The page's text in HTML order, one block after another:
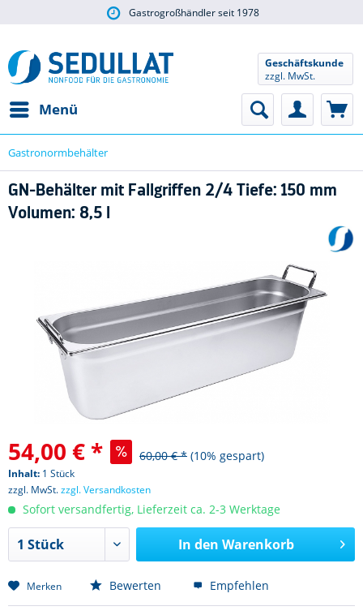
Gastrogroßhändler seit 1978
Menü
Geschäftskunde
zzgl. MwSt.
Gastronormbehälter
GN-Behälter mit Fallgriffen 2/4 Tiefe: 150 mm
Volumen: 8,5 l
54,00 € * 60,00 € * (10% gespart)
Inhalt: 1 Stück
zzgl. MwSt.zzgl. Versandkosten
Sofort versandfertig, Lieferzeit ca. 2-3 Werktage
In den Warenkorb
Merken Bewerten Empfehlen